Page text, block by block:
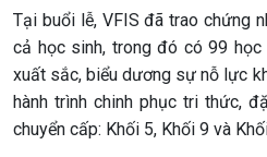
Tại buổi lễ, VFIS đã trao chứng
cả học sinh, trong đó có 99
xuất sắc, biểu dương sự nỗ lực
hành trình chinh phục tri thức,
chuyển cấp: Khối 5, Khối 9 và